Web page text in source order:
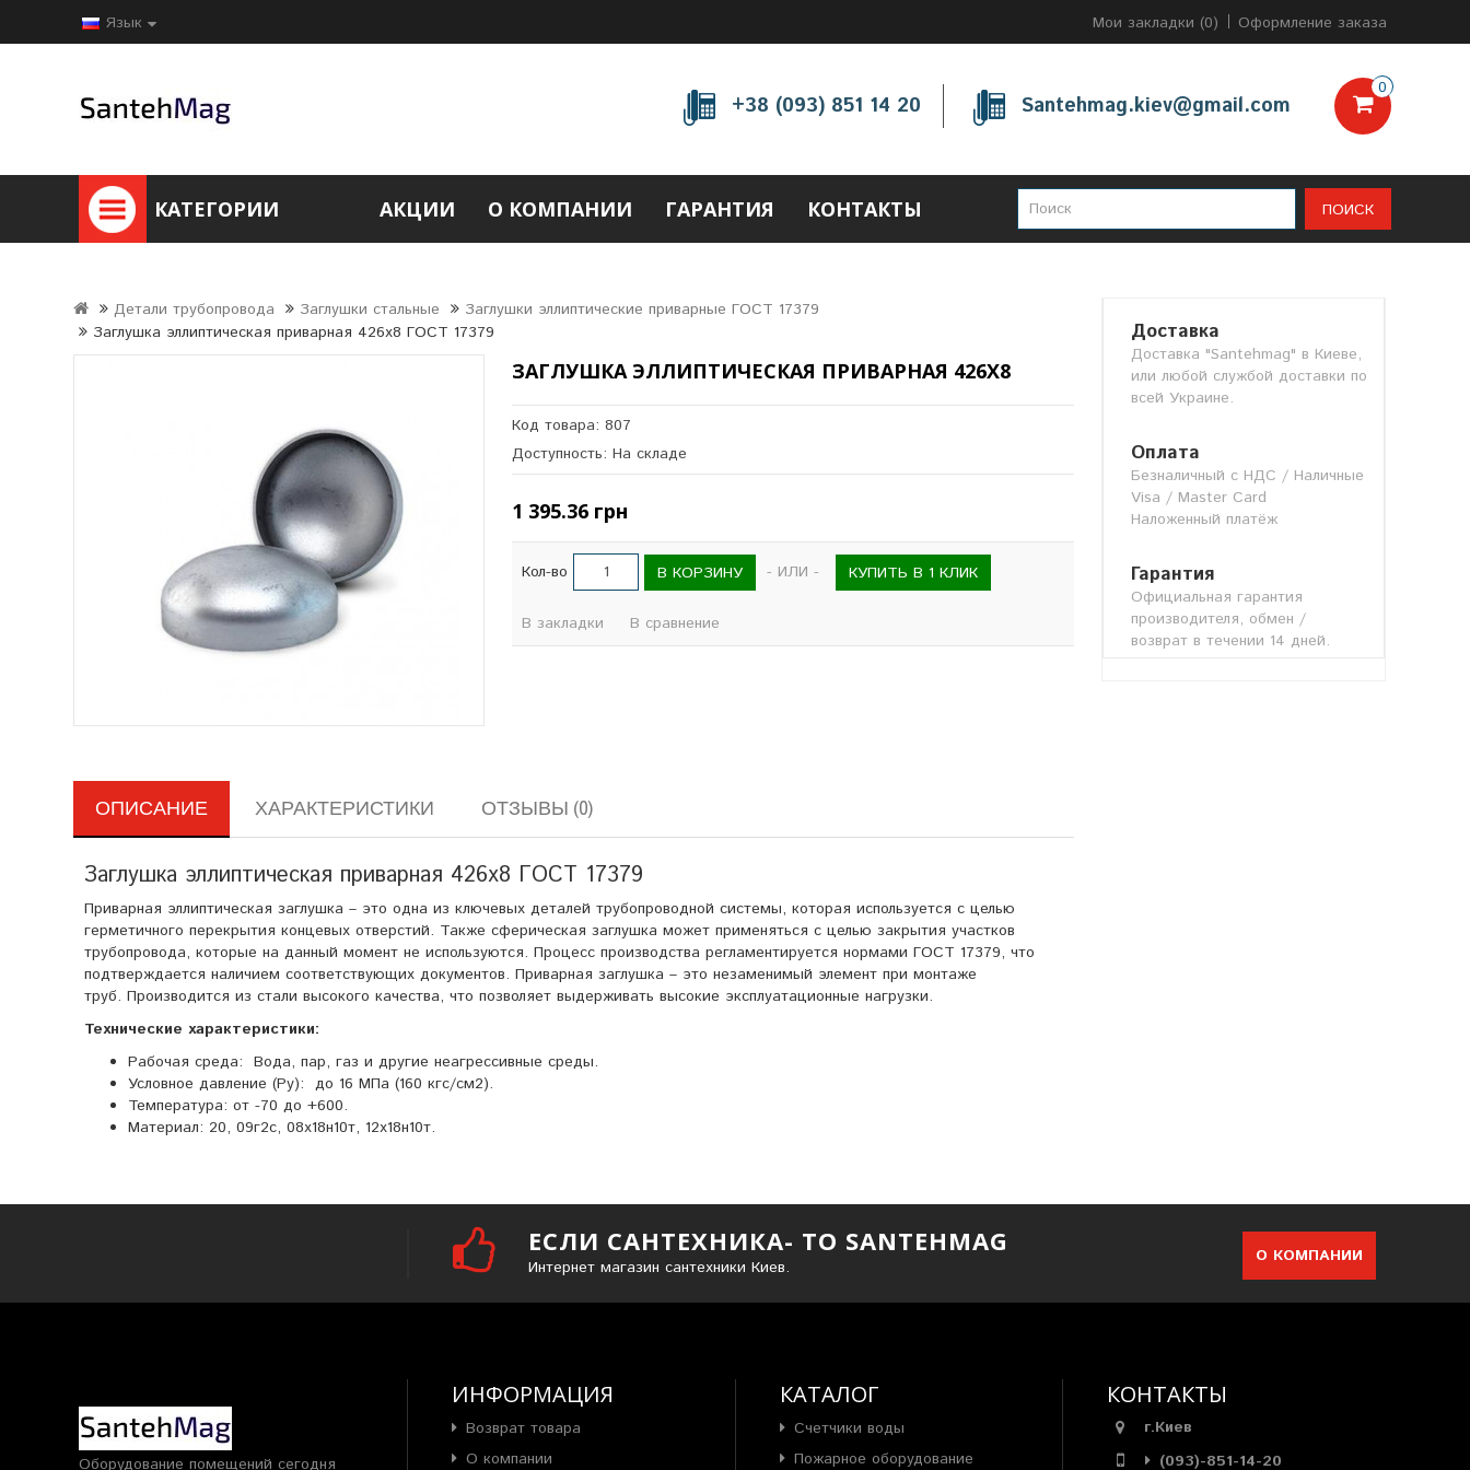
Язык Мои закладки (0) Оформление заказа
+38 (093) 851 14 20 Santehmag.kiev@gmail.com
0
ПОИСК
КАТЕГОРИИ АКЦИИ О КОМПАНИИ ГАРАНТИЯ КОНТАКТЫ
Детали трубопровода Заглушки стальные
Заглушки эллиптические приварные ГОСТ 17379
Заглушка эллиптическая приварная 426х8 ГОСТ 17379
ЗАГЛУШКА ЭЛЛИПТИЧЕСКАЯ ПРИВАРНАЯ 426Х8
Код товара: 807
Доступность: На складе
1 395.36 грн
Кол-во В КОРЗИНУ - ИЛИ - КУПИТЬ В 1 КЛИК
В закладки В сравнение
ОПИСАНИЕ ХАРАКТЕРИСТИКИ ОТЗЫВЫ (0)
Заглушка эллиптическая приварная 426х8 ГОСТ 17379
Приварная эллиптическая заглушка – это одна из ключевых деталей трубопроводной системы, которая используется с целью
герметичного перекрытия концевых отверстий. Также сферическая заглушка может применяться с целью закрытия участков
трубопровода, которые на данный момент не используются. Процесс производства регламентируется нормами ГОСТ 17379, что
подтверждается наличием соответствующих документов. Приварная заглушка – это незаменимый элемент при монтаже
труб. Производится из стали высокого качества, что позволяет выдерживать высокие эксплуатационные нагрузки.
Технические характеристики:
Рабочая среда: Вода, пар, газ и другие неагрессивные среды.
Условное давление (Ру): до 16 МПа (160 кгс/см2).
Температура: от -70 до +600.
Материал: 20, 09г2с, 08х18н10т, 12х18н10т.
Доставка
Доставка "Santehmag" в Киеве,
или любой службой доставки по
всей Украине.
Оплата
Безналичный с НДС / Наличные
Visa / Master Card
Наложенный платёж
Гарантия
Официальная гарантия
производителя, обмен /
возврат в течении 14 дней.
ЕСЛИ САНТЕХНИКА- ТО SANTEHMAG
Интернет магазин сантехники Киев.
О КОМПАНИИ
Оборудование помещений сегодня
ИНФОРМАЦИЯ
Возврат товара
О компании
КАТАЛОГ
Счетчики воды
Пожарное оборудование
КОНТАКТЫ
г.Киев
(093)-851-14-20